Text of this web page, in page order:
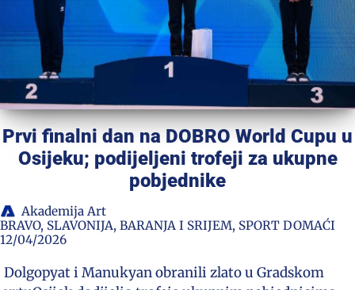
Prvi finalni dan na DOBRO World Cupu u
Osijeku; podijeljeni trofeji za ukupne
pobjednike
Akademija Art
BRAVO, SLAVONIJA, BARANJA I SRIJEM, SPORT DOMAĆI
12/04/2026
Dolgopyat i Manukyan obranili zlato u Gradskom